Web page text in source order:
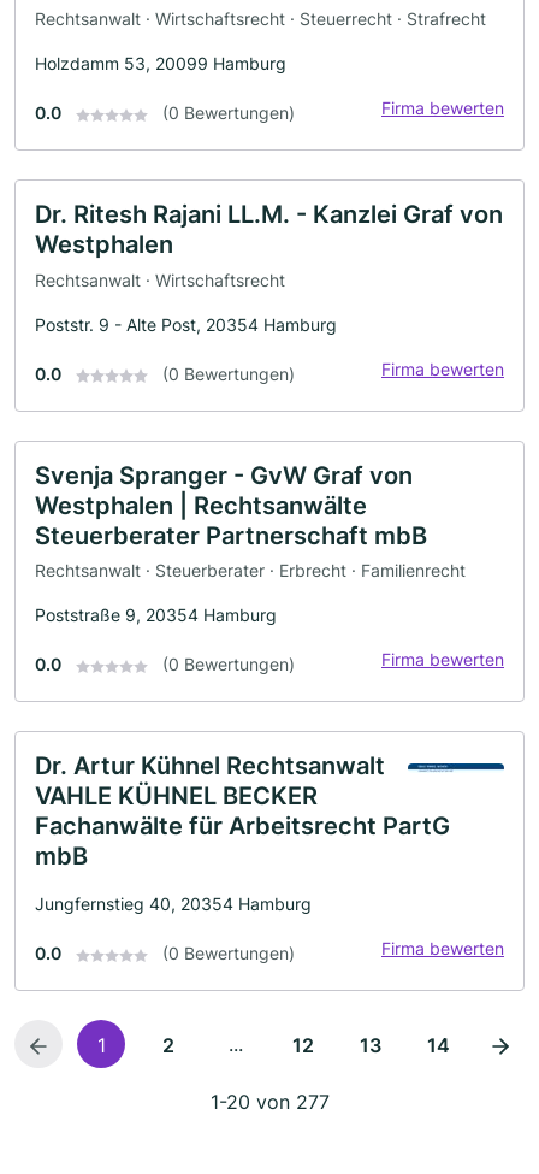
Rechtsanwalt · Wirtschaftsrecht · Steuerrecht · Strafrecht
Holzdamm 53, 20099 Hamburg
0.0 (0 Bewertungen) Firma bewerten
Dr. Ritesh Rajani LL.M. - Kanzlei Graf von
Westphalen
Rechtsanwalt · Wirtschaftsrecht
Poststr. 9 - Alte Post, 20354 Hamburg
0.0 (0 Bewertungen) Firma bewerten
Svenja Spranger - GvW Graf von
Westphalen | Rechtsanwälte
Steuerberater Partnerschaft mbB
Rechtsanwalt · Steuerberater · Erbrecht · Familienrecht
Poststraße 9, 20354 Hamburg
0.0 (0 Bewertungen) Firma bewerten
Dr. Artur Kühnel Rechtsanwalt
VAHLE KÜHNEL BECKER
Fachanwälte für Arbeitsrecht PartG
mbB
Jungfernstieg 40, 20354 Hamburg
0.0 (0 Bewertungen) Firma bewerten
1 2 ... 12 13 14
1-20 von 277